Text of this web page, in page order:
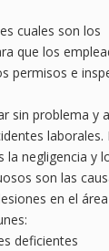
cuales son los
que los
permisos e
sin problema y
laborales.
la negligencia y
son las
en el
deficientes